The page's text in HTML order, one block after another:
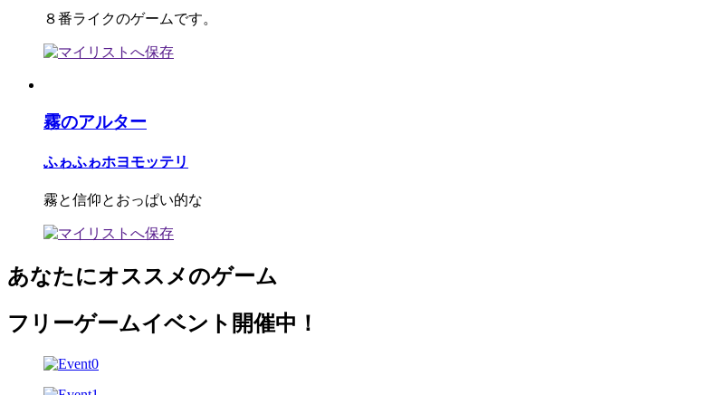
８番ライクのゲームです。
霧のアルター
ふゎふゎホヨモッテリ
霧と信仰とおっぱい的な
あなたにオススメのゲーム
フリーゲームイベント開催中！